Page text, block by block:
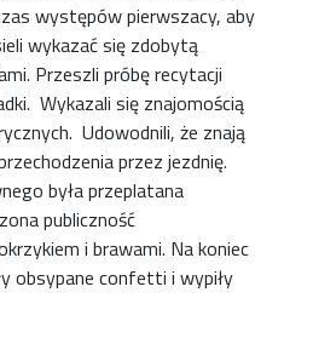
występów pierwszacy, aby
wykazać się zdobytą
Przeszli próbę recytacji
Wykazali się znajomością
Udowodnili, że znają
przez jezdnię.
była przeplatana
publiczność
i brawami. Na koniec
obsypane confetti i wypiły